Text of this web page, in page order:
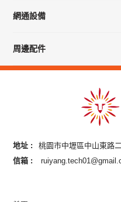
網通設備
周邊配件
地址 :
桃園市中壢區中山東路
信箱 :